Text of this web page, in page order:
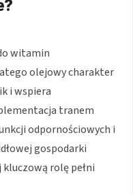
witamin
olejowy charakter
i wspiera
tranem
odpornościowych i
gospodarki
rolę pełni